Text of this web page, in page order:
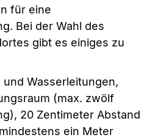
für eine
Bei der Wahl des
gibt es einiges zu
Wasserleitungen,
(max. zwölf
20 Zentimeter Abstand
ein Meter